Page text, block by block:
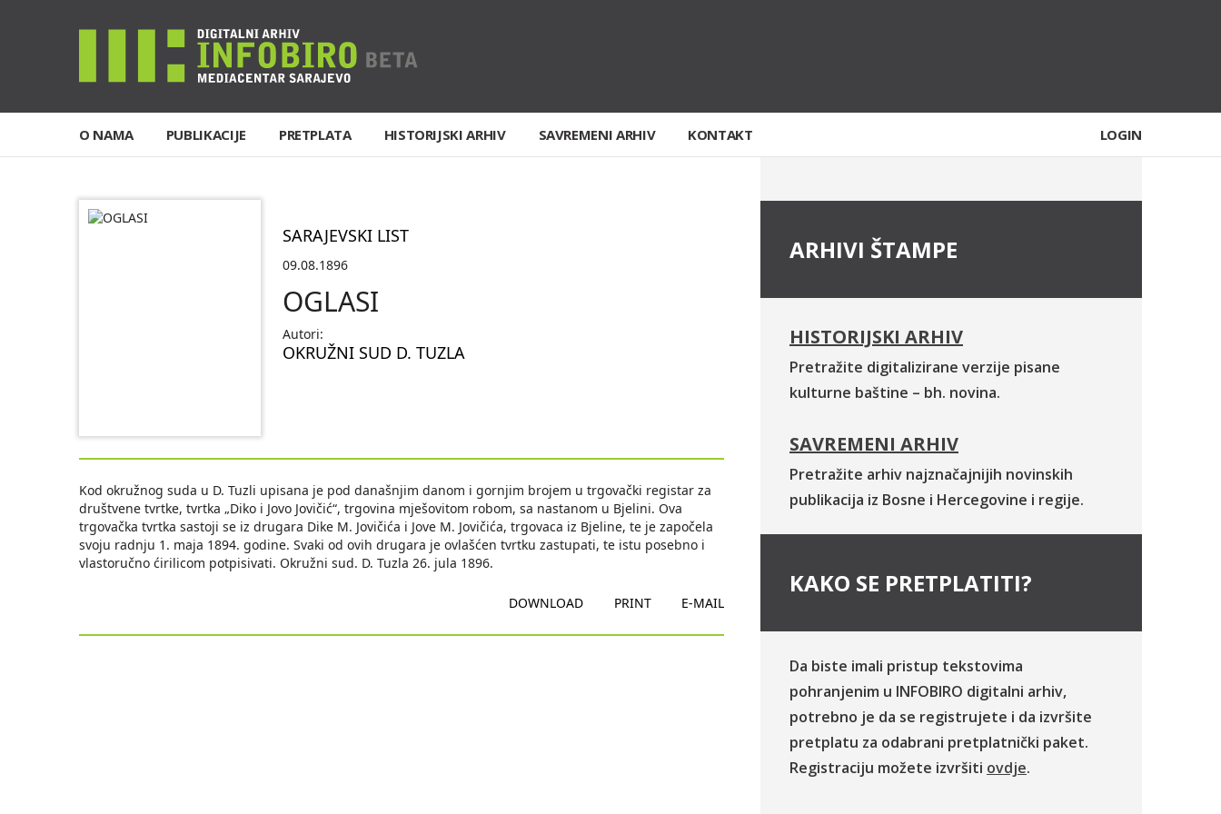
O NAMA PUBLIKACIJE PRETPLATA HISTORIJSKI ARHIV SAVREMENI ARHIV KONTAKT LOGIN
SARAJEVSKI LIST
09.08.1896
OGLASI
Autori:
OKRUŽNI SUD D. TUZLA
Kod okružnog suda u D. Tuzli upisana je pod današnjim danom i gornjim brojem u trgovački registar za
društvene tvrtke, tvrtka „Diko i Jovo Jovičić“, trgovina mješovitom robom, sa nastanom u Bjelini. Ova
trgovačka tvrtka sastoji se iz drugara Dike M. Jovičića i Jove M. Jovičića, trgovaca iz Bjeline, te je započela
svoju radnju 1. maja 1894. godine. Svaki od ovih drugara je ovlašćen tvrtku zastupati, te istu posebno i
vlastoručno ćirilicom potpisivati. Okružni sud. D. Tuzla 26. jula 1896.
DOWNLOAD PRINT E-MAIL
ARHIVI ŠTAMPE
HISTORIJSKI ARHIV
Pretražite digitalizirane verzije pisane
kulturne baštine – bh. novina.
SAVREMENI ARHIV
Pretražite arhiv najznačajnijih novinskih
publikacija iz Bosne i Hercegovine i regije.
KAKO SE PRETPLATITI?
Da biste imali pristup tekstovima
pohranjenim u INFOBIRO digitalni arhiv,
potrebno je da se registrujete i da izvršite
pretplatu za odabrani pretplatnički paket.
Registraciju možete izvršiti ovdje.